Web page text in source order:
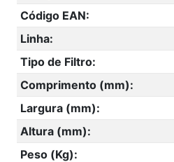
Código EAN:
Linha:
Tipo de Filtro:
Comprimento (mm):
Largura (mm):
Altura (mm):
Peso (Kg):